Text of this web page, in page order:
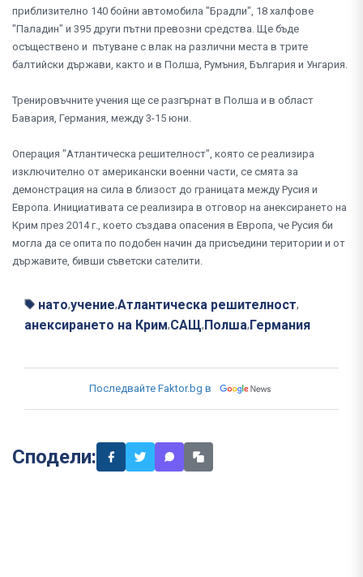
приблизително 140 бойни автомобила "Брадли", 18 халфове
"Паладин" и 395 други пътни превозни средства. Ще бъде
осъществено и пътуване с влак на различни места в трите
балтийски държави, както и в Полша, Румъния, България и Унгария.
Тренировъчните учения ще се разгърнат в Полша и в област
Бавария, Германия, между 3-15 юни.
Операция "Атлантическа решителност", която се реализира
изключително от американски военни части, се смята за
демонстрация на сила в близост до границата между Русия и
Европа. Инициативата се реализира в отговор на анексирането на
Крим през 2014 г., което създава опасения в Европа, че Русия би
могла да се опита по подобен начин да присъедини територии и от
държавите, бивши съветски сателити.
нато,учение,Атлантическа решителност,
анексирането на Крим,САЩ,Полша,Германия
Последвайте Faktor.bg в
Сподели: